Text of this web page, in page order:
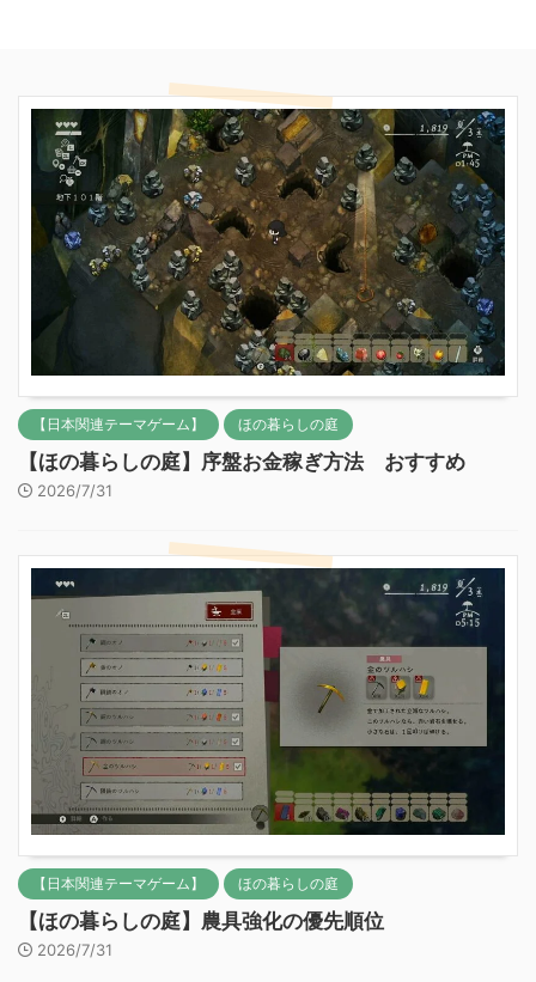
【日本関連テーマゲーム】 ほの暮らしの庭
【ほの暮らしの庭】序盤お金稼ぎ方法 おすすめ
2026/7/31
【日本関連テーマゲーム】 ほの暮らしの庭
【ほの暮らしの庭】農具強化の優先順位
2026/7/31